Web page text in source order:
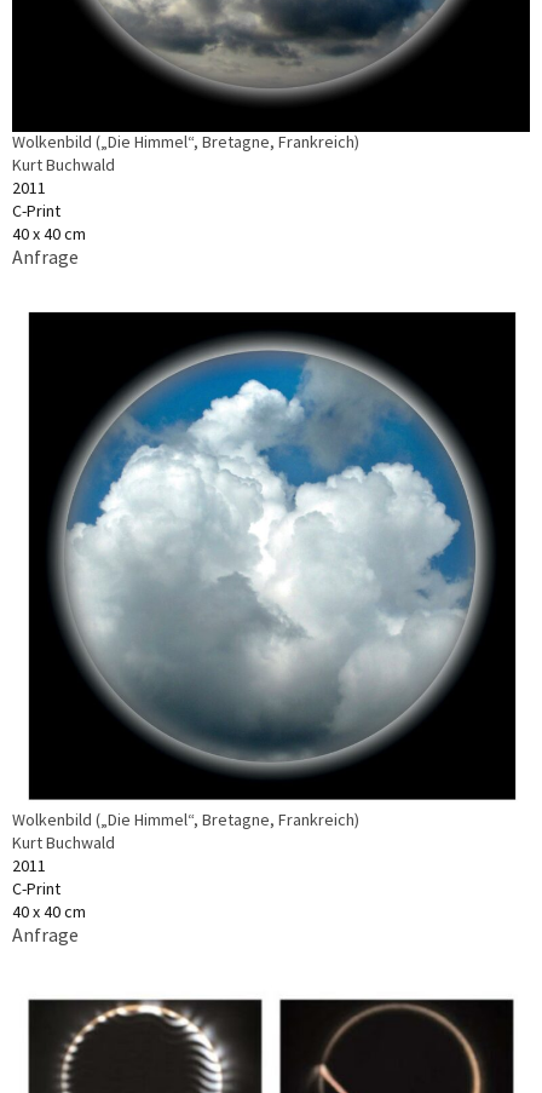
Wolkenbild („Die Himmel“, Bretagne, Frankreich)
Kurt Buchwald
2011
C-Print
40 x 40 cm
Anfrage
Wolkenbild („Die Himmel“, Bretagne, Frankreich)
Kurt Buchwald
2011
C-Print
40 x 40 cm
Anfrage